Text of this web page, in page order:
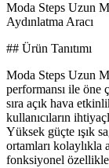
Moda Steps Uzun
Aydınlatma Aracı
## Ürün Tanıtımı
Moda Steps Uzun
performansı ile öne
sıra açık hava
kullanıcıların
Yüksek güçte ışık
ortamları kolaylıkla
fonksiyonel